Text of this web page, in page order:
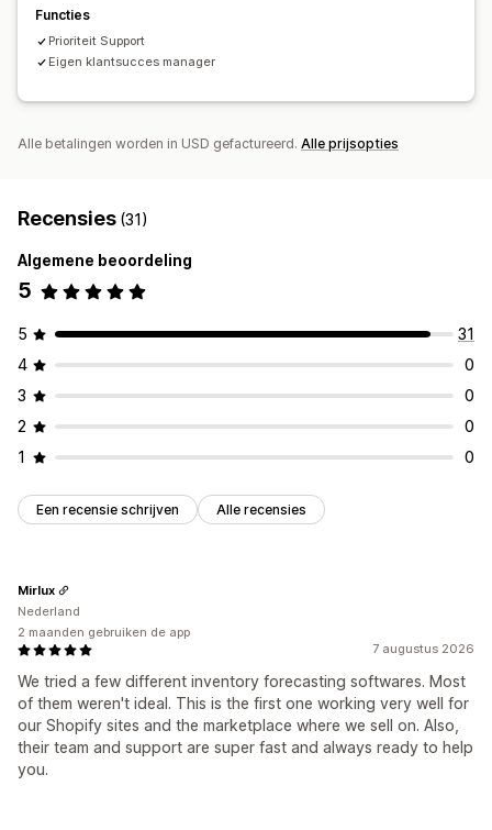
Meldingen bij herbevoorrading
Herinneringen voor voorraadaanvulling
Meldingen bij lage voorraad
Meldingen bij niet op voorraad
Aangepaste rapporten
Inzichten
E-mailmeldingen
Meldingen bij lage voorraad
Prestatiestatistieken
Functies
Prioriteit Support
Eigen klantsucces manager
Alle betalingen worden in USD gefactureerd. Alle prijsopties
Recensies (31)
Algemene beoordeling
5
5
31
4
0
3
0
2
0
1
0
Een recensie schrijven Alle recensies
7 augustus 2026
We tried a few different inventory forecasting softwares. Most
of them weren't ideal. This is the first one working very well for
our Shopify sites and the marketplace where we sell on. Also,
their team and support are super fast and always ready to help
you.
Mirlux
Nederland
2 maanden gebruiken de app